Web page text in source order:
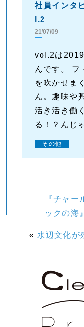
社員インタ
l.2
21/07/09
vol.2は2019
んです。 フ
を吹かせま
ん。趣味や
活き活き働
る！？んじ
その他
『チャ
ックの海
« 水辺文化が